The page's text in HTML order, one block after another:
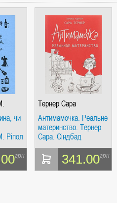
чи
Ріпол
грн
Тернер Сара
Антимамочка. Реальне
материнство. Тернер
Сара. Сіндбад
341.00грн